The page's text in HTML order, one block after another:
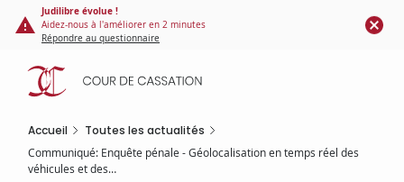
Panneau de gestion des cookies
contenu
principal
Judilibre évolue !
Aidez-nous à l'améliorer en 2 minutes
Répondre au questionnaire
Accueil Toutes les actualités
Communiqué: Enquête pénale - Géolocalisation en temps réel des
véhicules et des…